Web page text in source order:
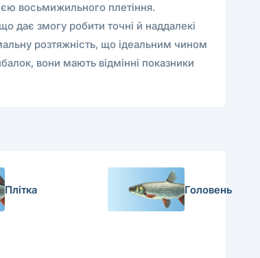
восьмижильного плетіння.
дає змогу робити точні й наддалекі
розтяжність, що ідеальним чином
вони мають відмінні показники
Плітка Головень